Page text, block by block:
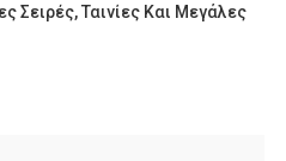
Σειρές, Ταινίες Και Μεγάλες